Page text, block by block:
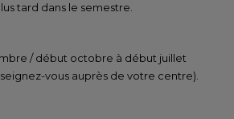
tard dans le semestre.
/ début octobre à début juillet
vous auprès de votre centre).